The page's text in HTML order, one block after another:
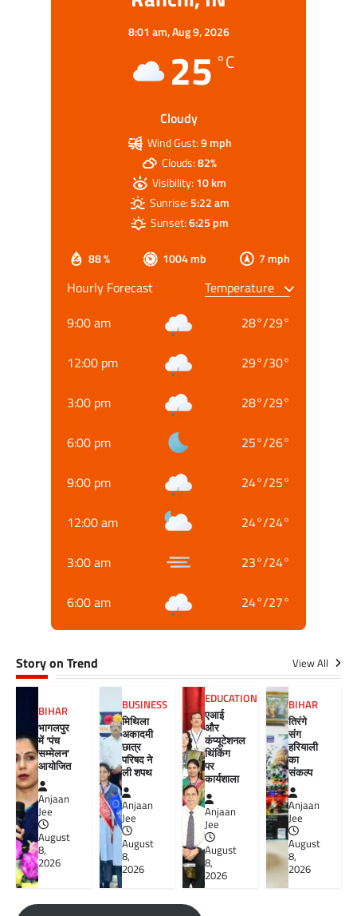
8:01 am,Aug 9, 2026
25 °C
Cloudy
88 % 1004 mb 7 mph
Wind Gust:9 mph
Clouds:82%
Visibility:10 km
Sunrise:5:22 am
Sunset:6:25 pm
Hourly Forecast
9:00 am
28°/29°
12:00 pm 29°/30°
3:00 pm 28°/29°
6:00 pm 25°/26°
9:00 pm 24°/25°
12:00 am 24°/24°
3:00 am 23°/24°
6:00 am 24°/27°
Story on Trend View All
BIHAR
भागलपुर
में ‘पंच
सम्मेलन’
आयोजित
Anjaan
Jee
August
8,
2026
BUSINESS
मिथिला
अकादमी
छात्र
परिषद ने
ली शपथ
Anjaan
Jee
August
8,
2026
EDUCATION
एआई
और
कंप्यूटेशनल
थिंकिंग
पर
कार्यशाला
Anjaan
Jee
August
8,
2026
BIHAR
तिरंगे
संग
हरियाली
का
संकल्प
Anjaan
Jee
August
8,
2026